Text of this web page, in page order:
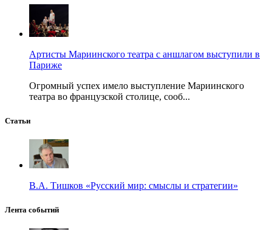
Артисты Мариинского театра с аншлагом выступили в
Париже
Огромный успех имело выступление Мариинского
театра во французской столице, сооб...
Статьи
В.А. Тишков «Русский мир: смыслы и стратегии»
Лента событий